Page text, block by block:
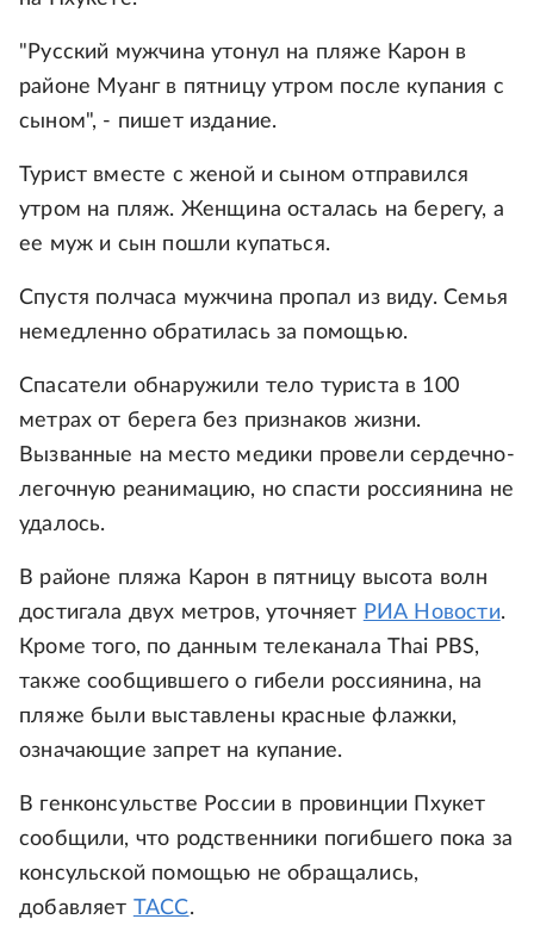
"Русский мужчина утонул на пляже Карон в
районе Муанг в пятницу утром после купания с
сыном", - пишет издание.
Турист вместе с женой и сыном отправился
утром на пляж. Женщина осталась на берегу, а
ее муж и сын пошли купаться.
Спустя полчаса мужчина пропал из виду. Семья
немедленно обратилась за помощью.
Спасатели обнаружили тело туриста в 100
метрах от берега без признаков жизни.
Вызванные на место медики провели сердечно-
легочную реанимацию, но спасти россиянина не
удалось.
В районе пляжа Карон в пятницу высота волн
достигала двух метров, уточняет РИА Новости.
Кроме того, по данным телеканала Thai PBS,
также сообщившего о гибели россиянина, на
пляже были выставлены красные флажки,
означающие запрет на купание.
В генконсульстве России в провинции Пхукет
сообщили, что родственники погибшего пока за
консульской помощью не обращались,
добавляет ТАСС.